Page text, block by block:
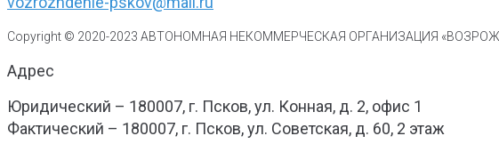
Copyright © 2020-2023 АВТОНОМНАЯ НЕКОММЕРЧЕСКАЯ ОРГАНИЗАЦИЯ
Адрес
Юридический – 180007, г. Псков, ул. Конная, д. 2, офис 1
Фактический – 180007, г. Псков, ул. Советская, д. 60, 2 этаж